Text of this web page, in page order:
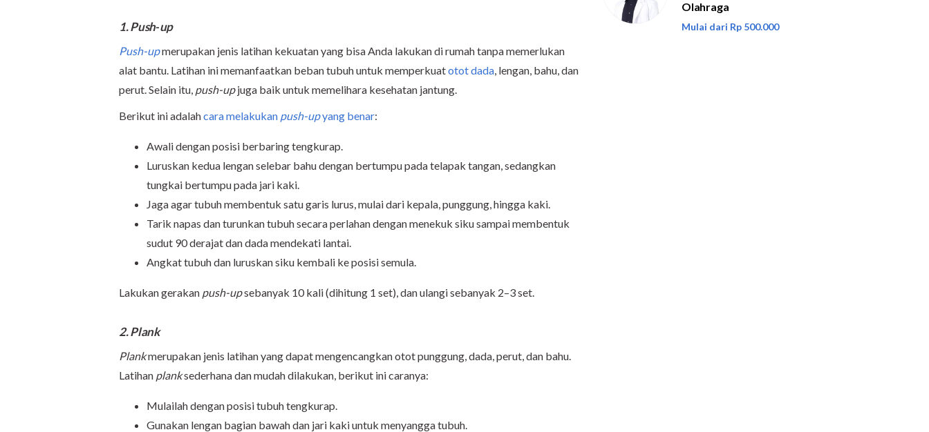
1. Push-up
Push-upmerupakan jenis latihan kekuatan yang bisa Anda lakukan di rumah tanpa memerlukan
alat bantu. Latihan ini memanfaatkan beban tubuh untuk memperkuatotot dada, lengan, bahu, dan
perut. Selain itu, push-upjuga baik untuk memelihara kesehatan jantung.
Berikut ini adalahcara melakukan push-upyang benar:
Awali dengan posisi berbaring tengkurap.
Luruskan kedua lengan selebar bahu dengan bertumpu pada telapak tangan, sedangkan
tungkai bertumpu pada jari kaki.
Jaga agar tubuh membentuk satu garis lurus, mulai dari kepala, punggung, hingga kaki.
Tarik napas dan turunkan tubuh secara perlahan dengan menekuk siku sampai membentuk
sudut 90 derajat dan dada mendekati lantai.
Angkat tubuh dan luruskan siku kembali ke posisi semula.
Lakukan gerakan push-upsebanyak 10 kali (dihitung 1 set), dan ulangi sebanyak 2–3 set.
2. Plank
Plankmerupakan jenis latihan yang dapat mengencangkan otot punggung, dada, perut, dan bahu.
Latihan planksederhana dan mudah dilakukan, berikut ini caranya:
Mulailah dengan posisi tubuh tengkurap.
Gunakan lengan bagian bawah dan jari kaki untuk menyangga tubuh.